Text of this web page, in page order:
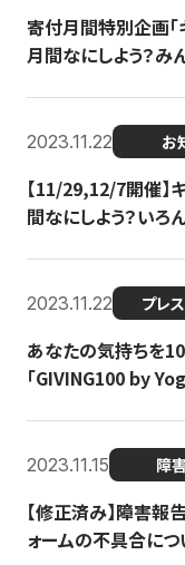
寄付月間特別企画「
月間なにしよう？み
2023.11.22 お
【11/29,12/7開催】
間なにしよう？いろ
2023.11.22 プレ
あなたの気持ちを
「GIVING100 by
2023.11.15 障
【修正済み】障害報
ォームの不具合につ